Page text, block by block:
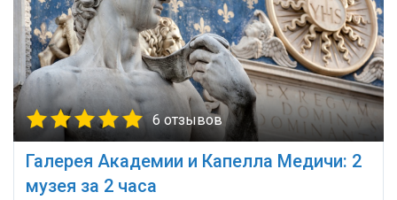
6 отзывов
Галерея Академии и Капелла Медичи: 2
музея за 2 часа